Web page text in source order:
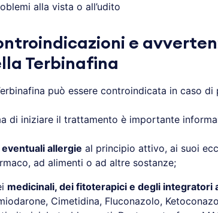
alla vista o all’udito
e
Terbinafina
può essere controindicata in caso di
di iniziare il trattamento è importante
eventuali allergie al principio attivo, ai suoi
ad alimenti o ad altre sostanze;
medicinali, dei fitoterapici e degli integratori
Cimetidina, Fluconazolo,